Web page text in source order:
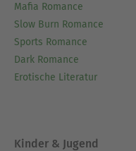
Mafia Romance
Slow Burn Romance
Sports Romance
Dark Romance
Erotische Literatur
Kinder & Jugend